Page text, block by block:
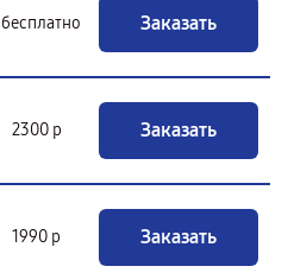
бесплатно Заказать
2300 р Заказать
1990 р Заказать